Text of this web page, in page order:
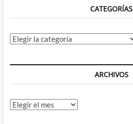
CATEGORÍAS
Categorías
ARCHIVOS
Archivos